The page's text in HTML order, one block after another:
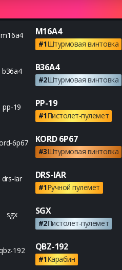
M16A4
#1Штурмовая винтовка
B36A4
#2Штурмовая винтовка
PP-19
#1Пистолет-пулемет
KORD 6P67
#3Штурмовая винтовка
DRS-IAR
#1Ручной пулемет
SGX
#2Пистолет-пулемет
QBZ-192
#1Карабин